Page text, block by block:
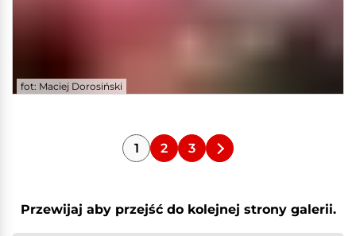
fot: Maciej Dorosiński
1 2 3
Przewijaj aby przejść do kolejnej strony galerii.